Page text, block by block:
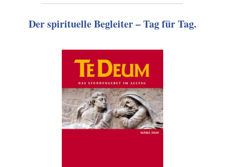
Der spirituelle Begleiter – Tag für Tag.